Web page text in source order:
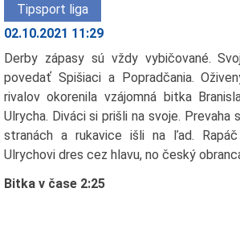
Tipsport liga
02.10.2021 11:29
Derby zápasy sú vždy vybičované.
povedať Spišiaci a Popradčania.
rivalov okorenila vzájomná bitka
Ulrycha. Diváci si prišli na svoje. Prevaha
stranách a rukavice išli na ľad.
Ulrychovi dres cez hlavu, no český
Bitka v čase 2:25